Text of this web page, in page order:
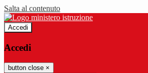
Salta al contenuto
Accedi
Accedi
button close ×